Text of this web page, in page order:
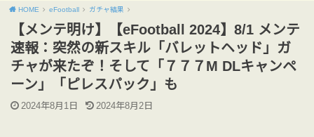
HOME eFootball ガチャ結果
【メンテ明け】【eFootball 2024】8/1 メンテ
速報：突然の新スキル「バレットヘッド」ガ
チャが来たぞ！そして「７７７M DLキャンペ
ーン」「ピレスパック」も
2024年8月1日 2024年8月2日